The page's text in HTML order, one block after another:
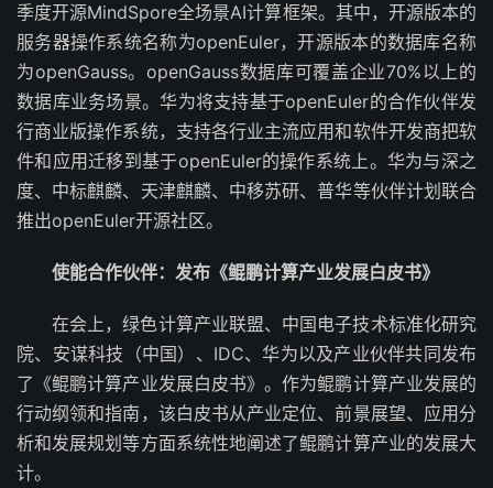
季度开源MindSpore全场景AI计算框架。其中，开源版本的
服务器操作系统名称为openEuler，开源版本的数据库名称
为openGauss。openGauss数据库可覆盖企业70%以上的
数据库业务场景。华为将支持基于openEuler的合作伙伴发
行商业版操作系统，支持各行业主流应用和软件开发商把软
件和应用迁移到基于openEuler的操作系统上。华为与深之
度、中标麒麟、天津麒麟、中移苏研、普华等伙伴计划联合
推出openEuler开源社区。
使能合作伙伴：发布《鲲鹏计算产业发展白皮书》
在会上，绿色计算产业联盟、中国电子技术标准化研究
院、安谋科技（中国）、IDC、华为以及产业伙伴共同发布
了《鲲鹏计算产业发展白皮书》。作为鲲鹏计算产业发展的
行动纲领和指南，该白皮书从产业定位、前景展望、应用分
析和发展规划等方面系统性地阐述了鲲鹏计算产业的发展大
计。